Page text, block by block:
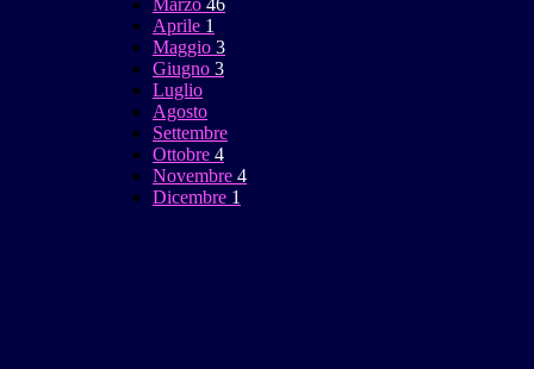
Marzo 46
Aprile 1
Maggio 3
Giugno 3
Luglio
Agosto
Settembre
Ottobre 4
Novembre 4
Dicembre 1